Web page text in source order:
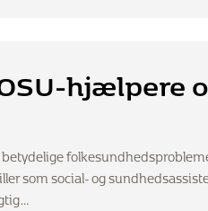
hjælpere
som social- og